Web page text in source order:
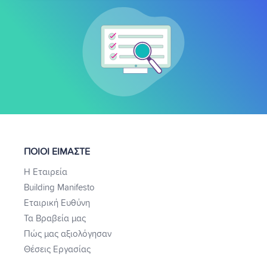
ΠΟΙΟΙ ΕΙΜΑΣΤΕ
Η Εταιρεία
Building Manifesto
Εταιρική Ευθύνη
Τα Βραβεία μας
Πώς μας αξιολόγησαν
Θέσεις Εργασίας